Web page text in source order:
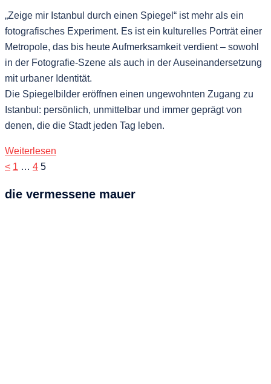
„Zeige mir Istanbul durch einen Spiegel“ ist mehr als ein
fotografisches Experiment. Es ist ein kulturelles Porträt einer
Metropole, das bis heute Aufmerksamkeit verdient – sowohl
in der Fotografie-Szene als auch in der Auseinandersetzung
mit urbaner Identität.
Die Spiegelbilder eröffnen einen ungewohnten Zugang zu
Istanbul: persönlich, unmittelbar und immer geprägt von
denen, die die Stadt jeden Tag leben.
Weiterlesen
Seitennummerierung
Beiträge
< 1 … 4 5
die vermessene mauer